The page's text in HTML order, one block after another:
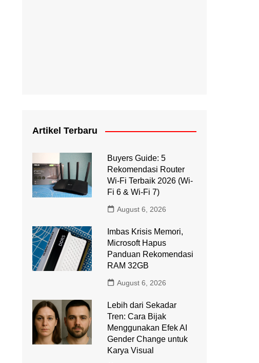
Artikel Terbaru
Buyers Guide: 5
Rekomendasi Router
Wi-Fi Terbaik 2026 (Wi-
Fi 6 & Wi-Fi 7)
August 6, 2026
Imbas Krisis Memori,
Microsoft Hapus
Panduan Rekomendasi
RAM 32GB
August 6, 2026
Lebih dari Sekadar
Tren: Cara Bijak
Menggunakan Efek AI
Gender Change untuk
Karya Visual